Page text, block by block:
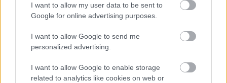
I want to allow my user data to be sent to
Google for online advertising purposes.
I want to allow Google to send me
personalized advertising.
I want to allow Google to enable storage
related to analytics like cookies on web or
A korai szakaszban megtehető
lépés
Akár munkatársként, akár egy csoport